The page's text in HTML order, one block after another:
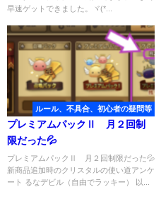
早速ゲットできました。ヾ(*...
ルール、不具合、初心者の疑問等
プレミアムパックⅡ 月２回制
限だった💦
プレミアムパックⅡ 月２回制限だった💦
新商品追加時のクリスタルの使い道アンケ
ート るなデビル（自由でラッキー） 以...